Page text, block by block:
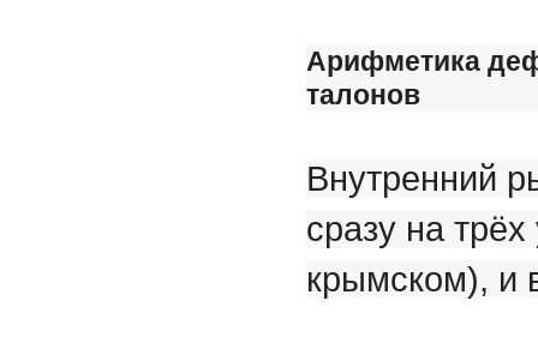
Арифметика
талонов
Внутренний
сразу на
крымском), и